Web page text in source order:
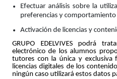
Efectuar análisis sobre la
preferencias y comportamiento
Activación de licencias y
GRUPO EDELVIVES podrá
electrónico de los alumnos
tutores con la única y exclusiva
licencias digitales de los
ningún caso utilizará estos datos